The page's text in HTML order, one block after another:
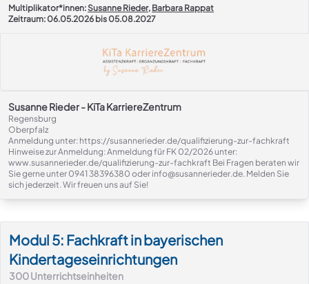
Multiplikator*innen:Susanne Rieder, Barbara Rappat
Zeitraum: 06.05.2026 bis 05.08.2027
Susanne Rieder - KiTa KarriereZentrum
Regensburg
Oberpfalz
Anmeldung unter: https://susannerieder.de/qualifizierung-zur-fachkraft
Hinweise zur Anmeldung: Anmeldung für FK 02/2026 unter:
www.susannerieder.de/qualifizierung-zur-fachkraft Bei Fragen beraten wir
Sie gerne unter 0941 38396380 oder info@susannerieder.de. Melden Sie
sich jederzeit. Wir freuen uns auf Sie!
Modul 5: Fachkraft in bayerischen
Kindertageseinrichtungen
300Unterrichtseinheiten